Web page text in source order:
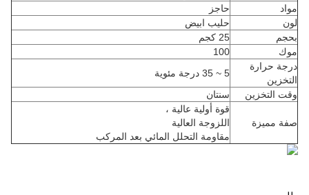
مواد
حاجز
لون
حليب ابيض
بحجم
25 كجم
موك
100
درجة حرارة
التخزين
5 ~ 35 درجة مئوية
وقت التخزين
سنتان
صفة مميزة
قوة أولية عالية ،
اللزوجة العالية
مقاومة التحلل المائي بعد المركب